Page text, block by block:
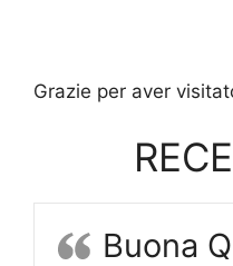
Grazie per aver
Buona